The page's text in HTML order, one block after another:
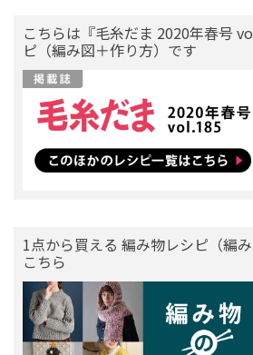
こちらは『毛糸だま 2020年春号
ピ（編み図＋作り方）です
1点から買える 編み物レシピ（編
こちら